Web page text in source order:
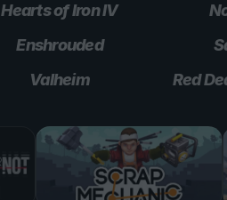
Hearts of Iron IV
Enshrouded
Valheim
Red